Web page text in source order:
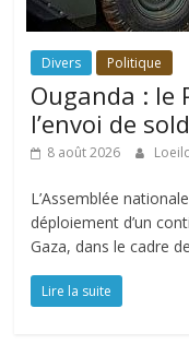
Divers Politique
Ouganda : le
l’envoi de
8 août 2026
L’Assemblée
déploiement d’un
Gaza, dans le cadre de
Lire la suite